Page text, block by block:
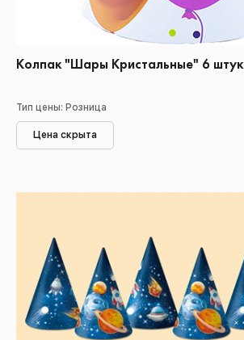
Колпак "Шары Кристальные" 6 штук
Тип цены: Розница
Цена скрыта